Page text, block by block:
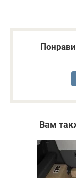
Вам